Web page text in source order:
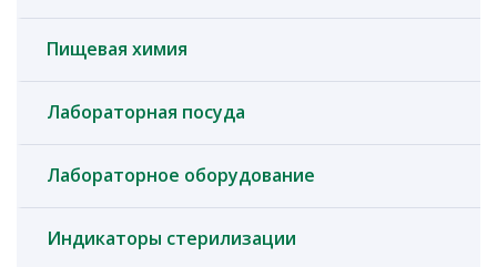
Пищевая химия
Лабораторная посуда
Лабораторное оборудование
Индикаторы стерилизации